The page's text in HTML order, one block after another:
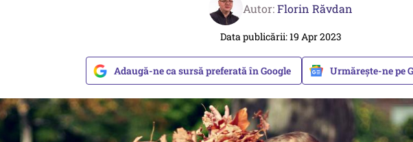
Autor:Florin Răvdan
Data publicării: 19 Apr 2023
Adaugă-ne ca sursă preferată în Google Urmărește-ne pe